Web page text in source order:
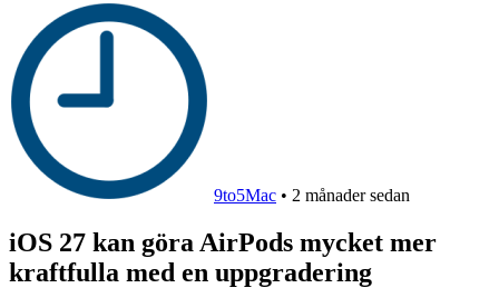
9to5Mac • 2 månader sedan
iOS 27 kan göra AirPods mycket mer
kraftfulla med en uppgradering